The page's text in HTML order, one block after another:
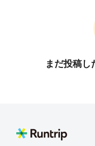
まだ投稿し